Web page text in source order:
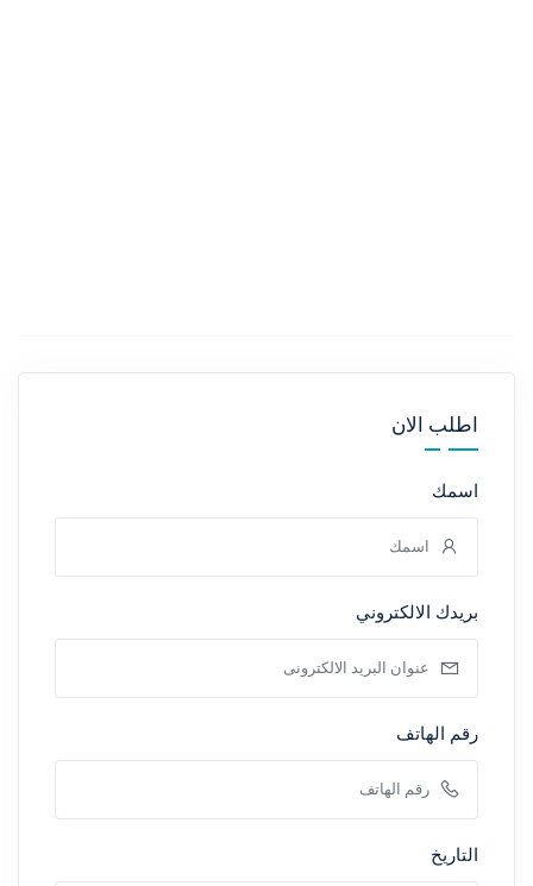
اطلب الان
اسمك
بريدك الالكتروني
رقم الهاتف
التاريخ